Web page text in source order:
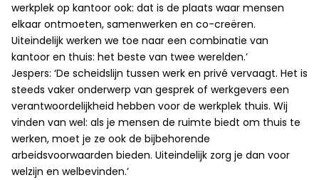
werkplek op kantoor ook: dat is de plaats waar mensen
elkaar ontmoeten, samenwerken en co-creëren.
Uiteindelijk werken we toe naar een combinatie van
kantoor en thuis: het beste van twee werelden.’
Jespers: ‘De scheidslijn tussen werk en privé vervaagt. Het is
steeds vaker onderwerp van gesprek of werkgevers een
verantwoordelijkheid hebben voor de werkplek thuis. Wij
vinden van wel: als je mensen de ruimte biedt om thuis te
werken, moet je ze ook de bijbehorende
arbeidsvoorwaarden bieden. Uiteindelijk zorg je dan voor
welzijn en welbevinden.’